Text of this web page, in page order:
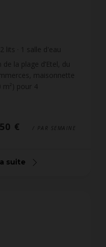
2 lits 1 salle d'eau
la plage d’Etel, du
maisonnette
m²) pour 4
€ / PAR SEMAINE
suite